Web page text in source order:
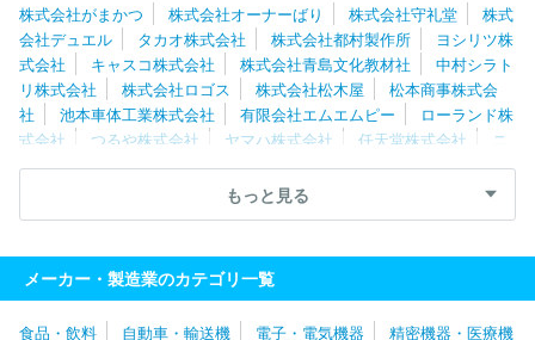
株式会社がまかつ 株式会社オーナーばり 株式会社守礼堂
株式
会社デュエル
タカオ株式会社 株式会社都村製作所
ヨシリツ株
式会社
キャスコ株式会社 株式会社青島文化教材社
中村シラト
リ株式会社
株式会社ロゴス 株式会社松木屋
松本商事株式会
社
池本車体工業株式会社 有限会社エムエムピー
ローランド株
式会社
つるや株式会社 ヤマハ株式会社 任天堂株式会社
ニ
ューウェルブランズ・ジャパン合同会社
美津濃株式会社
ファイ
山本光学株式会社 富士工業株式会社
マリオクラ
ブ株式会社
ード製造京都株式会社
エルソニック株式会社
星野楽器株式会社
ミズノテクニクス株式会社
株式会社河合楽器製作所
もっと見る
メーカー・製造業のカテゴリ一覧
食品・飲料 自動車・輸送機 電子・電気機器 精密機器・医療機